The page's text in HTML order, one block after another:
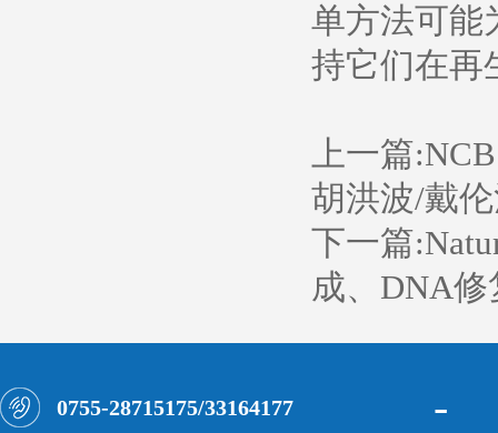
单方法可能
持它们在再
上一篇:
胡洪波/戴
下一篇:
成、DNA
0755-28715175/33164177 -